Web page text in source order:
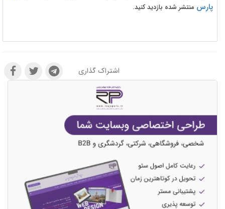
پارس منتشر شده بازدید کنید.
اشتراک گذاری